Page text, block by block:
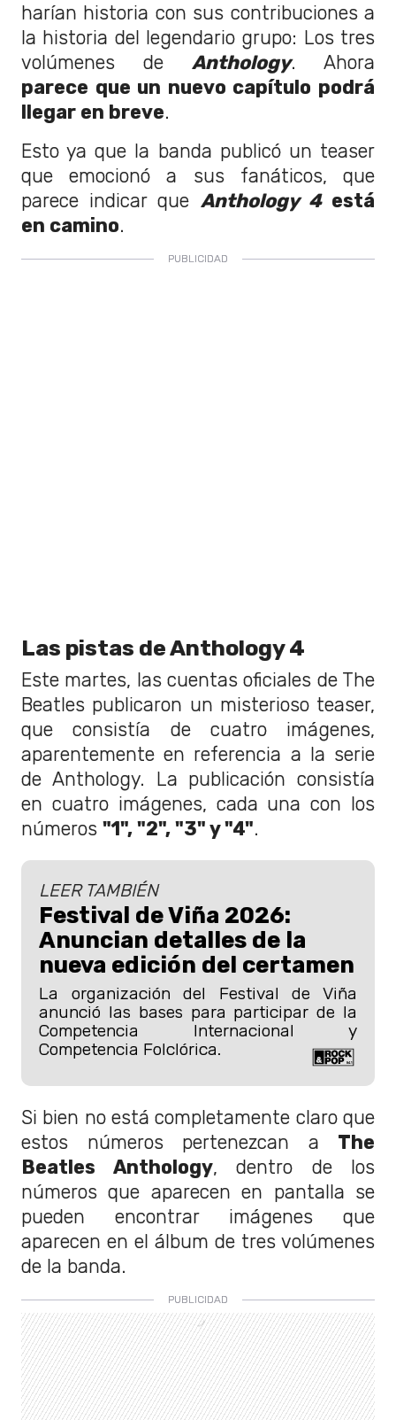
harían historia con sus contribuciones a
la historia del legendario grupo: Los tres
volúmenes de Anthology. Ahora
parece que un nuevo capítulo podrá
llegar en breve.
Esto ya que la banda publicó un teaser
que emocionó a sus fanáticos, que
parece indicar que Anthology 4está
en camino.
Las pistas de Anthology 4
Este martes, las cuentas oficiales de The
Beatles publicaron un misterioso teaser,
que consistía de cuatro imágenes,
aparentemente en referencia a la serie
de Anthology. La publicación consistía
en cuatro imágenes, cada una con los
números "1", "2", "3" y "4".
LEER TAMBIÉN
Festival de Viña 2026:
Anuncian detalles de la
nueva edición del certamen
La organización del Festival de Viña
anunció las bases para participar de la
Competencia Internacional y
Competencia Folclórica.
Si bien no está completamente claro que
estos números pertenezcan a The
Beatles Anthology, dentro de los
números que aparecen en pantalla se
pueden encontrar imágenes que
aparecen en el álbum de tres volúmenes
de la banda.